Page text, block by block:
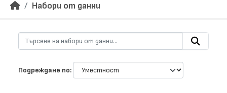
Набори от данни
Подреждане по